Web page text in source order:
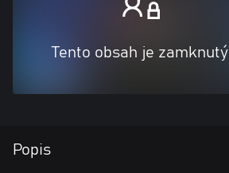
Tento obsah je zamknutý
Popis